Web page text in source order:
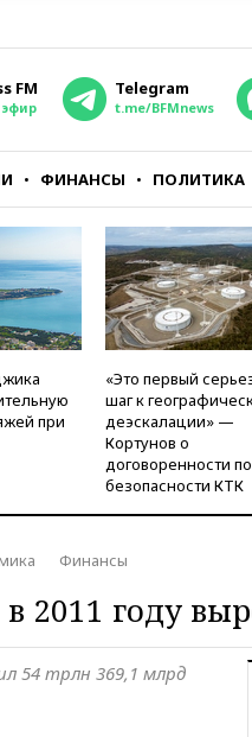
FM Telegram
t.me/BFMnews
ФИНАНСЫ ПОЛИТИКА
при
«Это первый
шаг к
деэскалации» —
Кортунов о
договоренности по
безопасности КТК
Финансы
2011 году
54 трлн 369,1 млрд